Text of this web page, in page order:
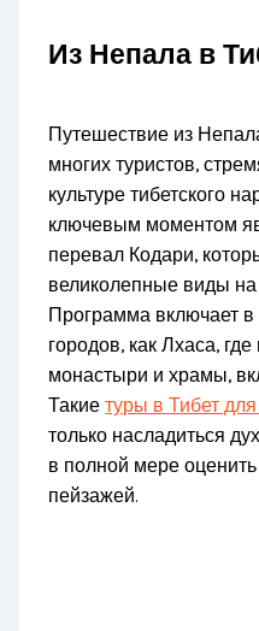
Из Непала в
Путешествие из
многих туристов,
культуре тибетского
ключевым моментом
перевал Кодари,
великолепные виды
Программа включает
городов, как Лхаса,
монастыри и храмы,
Такиетуры в Тибет
только насладиться
в полной мере оценить
пейзажей.